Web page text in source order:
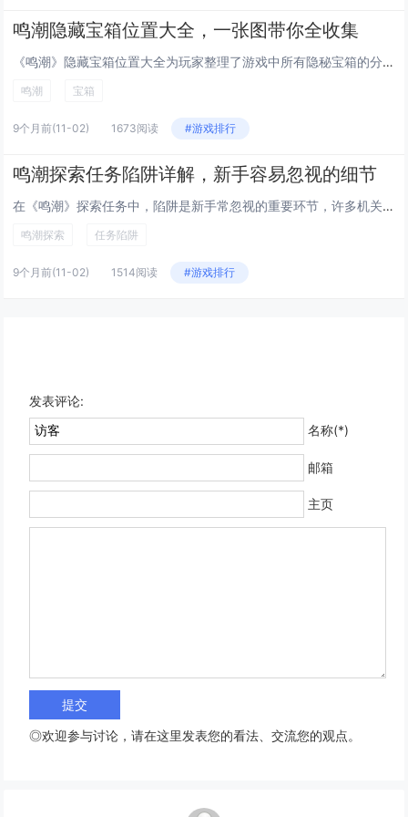
鸣潮隐藏宝箱位置大全，一张图带你全收集
《鸣潮》隐藏宝箱位置大全为玩家整理了游戏中所有隐秘宝箱的分布点，通过一张详细地图全面标注了各区域宝箱的具体位置，帮助玩家...
鸣潮 宝箱
9个月前(11-02) 1673阅读 #游戏排行
鸣潮探索任务陷阱详解，新手容易忽视的细节
在《鸣潮》探索任务中，陷阱是新手常忽视的重要环节，许多机关看似普通，实则暗藏杀机，如地面裂缝、异常光影或静止的装置，往往...
鸣潮探索 任务陷阱
9个月前(11-02) 1514阅读 #游戏排行
发表评论:
名称(*)
邮箱
主页
◎欢迎参与讨论，请在这里发表您的看法、交流您的观点。